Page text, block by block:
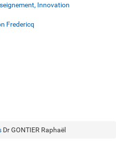
Innovation
Fredericq
Dr GONTIER Raphaël